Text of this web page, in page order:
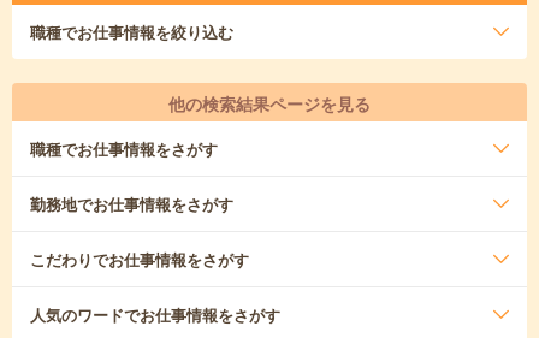
職種でお仕事情報を絞り込む
他の検索結果ページを見る
職種でお仕事情報をさがす
勤務地でお仕事情報をさがす
こだわりでお仕事情報をさがす
人気のワードでお仕事情報をさがす